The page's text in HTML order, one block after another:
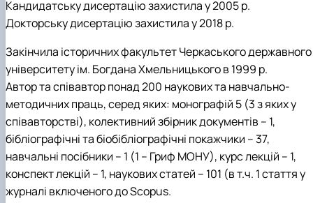
Кандидатську дисертацію захистила у 2005 р.
Докторську дисертацію захистила у 2018 р.
Закінчила історичних факультет Черкаського державного
університету ім. Богдана Хмельницького в 1999 р.
Автор та співавтор понад 200 наукових та навчально-
методичних праць, серед яких: монографій 5 (3 з яких у
співавторстві), колективний збірник документів – 1,
бібліографічні та біобібліографічні покажчики – 37,
навчальні посібники – 1 (1 – Гриф МОНУ), курс лекцій – 1,
конспект лекцій – 1, наукових статей – 101 (в т.ч. 1 стаття у
журналі включеного до Scopus.